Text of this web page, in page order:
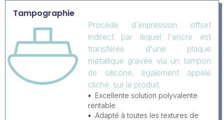
Tampographie
Procédé d'impression offset
indirect par lequel l'encre est
transférée d'une plaque
métallique gravée via un tampon
de silicone, également appelé
cliché, sur le produit.
Excellente solution polyvalente
rentable
Adapté à toutes les textures de